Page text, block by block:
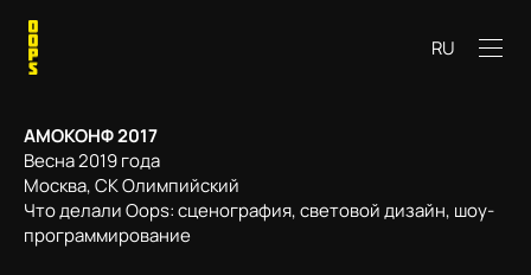
RU
АМОКОНФ 2017
Весна 2019 года
Москва, СК Олимпийский
Что делали Oops: сценография, световой дизайн, шоу-
программирование